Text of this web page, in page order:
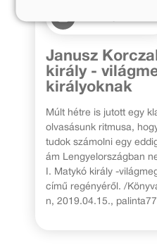
Janusz
király -
királyoknak
Múlt hétre is jutott egy
olvasásunk ritmusa,
tudok számolni egy
ám Lengyelországban
I. Matykó király -
című regényéről. /
n, 2019.04.15., palinta77